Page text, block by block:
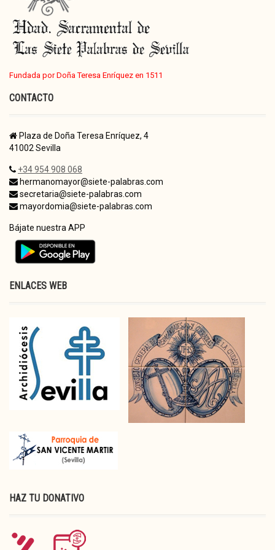
Fundada por Doña Teresa Enríquez en 1511
CONTACTO
Plaza de Doña Teresa Enríquez, 4
41002 Sevilla
+34 954 908 068
hermanomayor@siete-palabras.com
secretaria@siete-palabras.com
mayordomia@siete-palabras.com
Bájate nuestra APP
ENLACES WEB
HAZ TU DONATIVO